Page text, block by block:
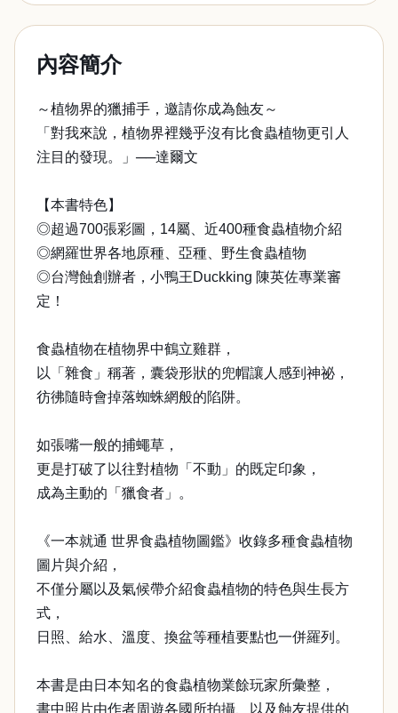
內容簡介
～植物界的獵捕手，邀請你成為蝕友～
「對我來說，植物界裡幾乎沒有比食蟲植物更引人
注目的發現。」──達爾文
【本書特色】
◎超過700張彩圖，14屬、近400種食蟲植物介紹
◎網羅世界各地原種、亞種、野生食蟲植物
◎台灣蝕創辦者，小鴨王Duckking 陳英佐專業審
定！
食蟲植物在植物界中鶴立雞群，
以「雜食」稱著，囊袋形狀的兜帽讓人感到神祕，
彷彿隨時會掉落蜘蛛網般的陷阱。
如張嘴一般的捕蠅草，
更是打破了以往對植物「不動」的既定印象，
成為主動的「獵食者」。
《一本就通 世界食蟲植物圖鑑》收錄多種食蟲植物
圖片與介紹，
不僅分屬以及氣候帶介紹食蟲植物的特色與生長方
式，
日照、給水、溫度、換盆等種植要點也一併羅列。
本書是由日本知名的食蟲植物業餘玩家所彙整，
書中照片由作者周遊各國所拍攝、以及蝕友提供的